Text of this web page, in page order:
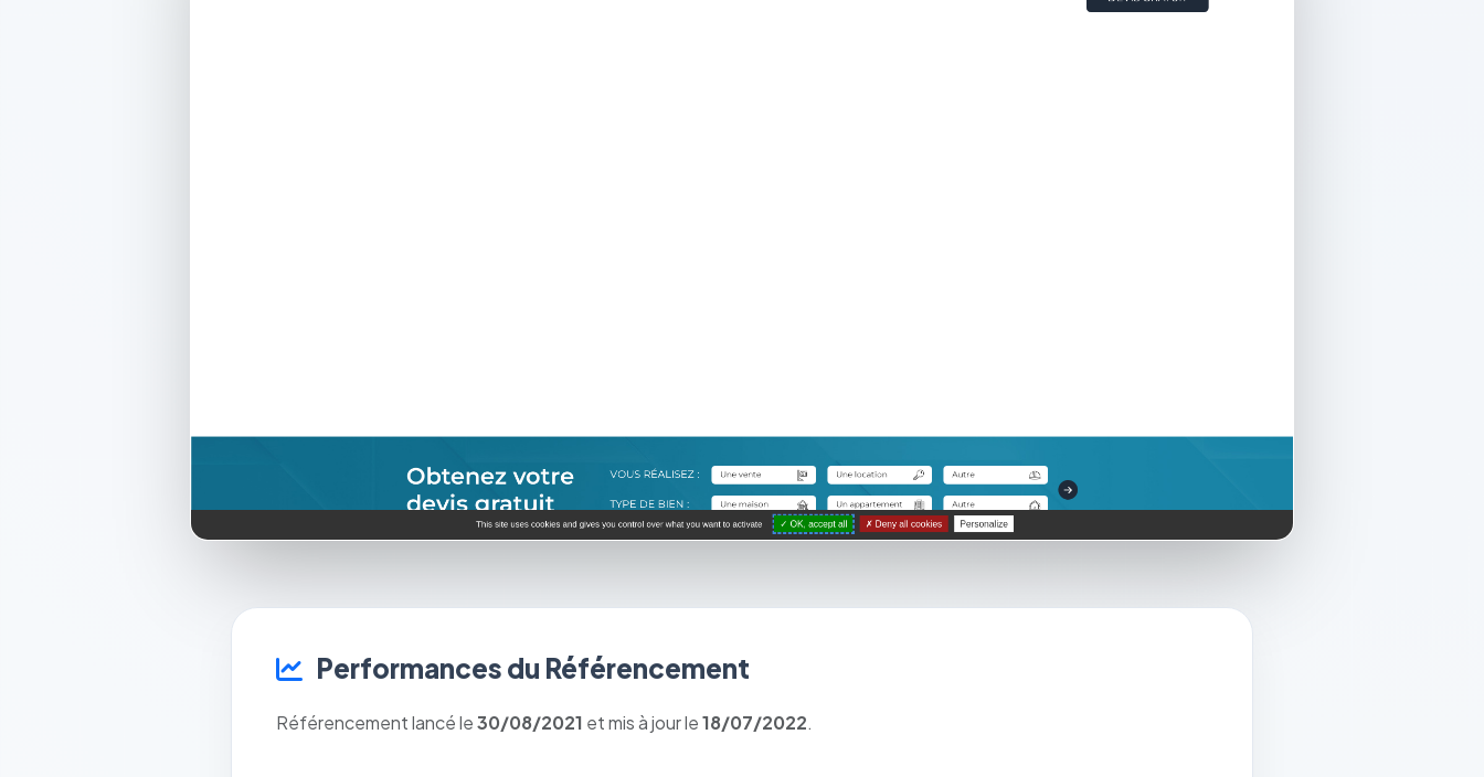
Performances du Référencement
Référencement lancé le30/08/2021 et mis à jour le18/07/2022.